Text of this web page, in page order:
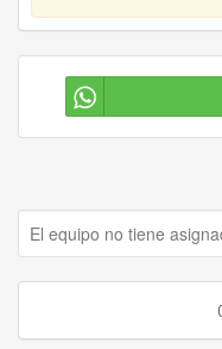
El equipo no tiene